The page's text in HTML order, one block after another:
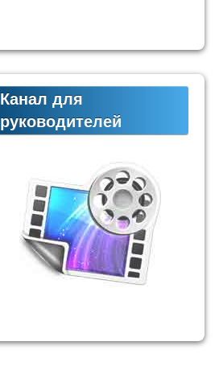
Канал для
руководителей